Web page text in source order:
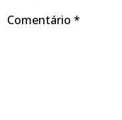
Comentário *